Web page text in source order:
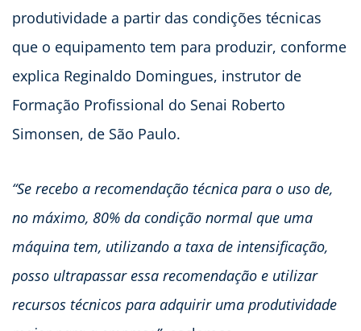
produtividade a partir das condições técnicas
que o equipamento tem para produzir, conforme
explica Reginaldo Domingues, instrutor de
Formação Profissional do Senai Roberto
Simonsen, de São Paulo.
“Se recebo a recomendação técnica para o uso de,
no máximo, 80% da condição normal que uma
máquina tem, utilizando a taxa de intensificação,
posso ultrapassar essa recomendação e utilizar
recursos técnicos para adquirir uma produtividade